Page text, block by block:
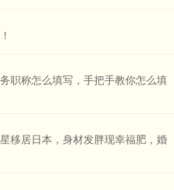
职称怎么填写，手把手教你怎么填
移居日本，身材发胖现幸福肥，婚